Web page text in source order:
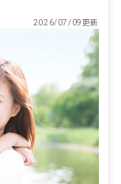
2026/07/09更新